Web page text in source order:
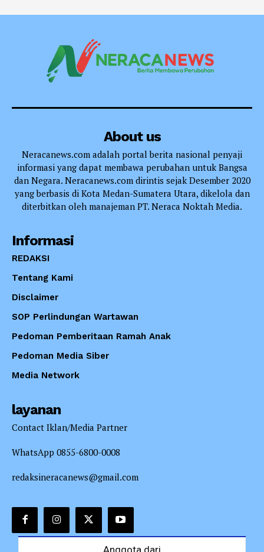
About us
Neracanews.com adalah portal berita nasional penyaji
informasi yang dapat membawa perubahan untuk Bangsa
dan Negara. Neracanews.com dirintis sejak Desember 2020
yang berbasis di Kota Medan-Sumatera Utara, dikelola dan
diterbitkan oleh manajeman PT. Neraca Noktah Media.
Informasi
REDAKSI
Tentang Kami
Disclaimer
SOP Perlindungan Wartawan
Pedoman Pemberitaan Ramah Anak
Pedoman Media Siber
Media Network
layanan
Contact Iklan/Media Partner
WhatsApp 0855-6800-0008
redaksineracanews@gmail.com
Anggota dari